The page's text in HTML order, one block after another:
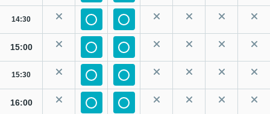
14:30
15:00
15:30
16:00